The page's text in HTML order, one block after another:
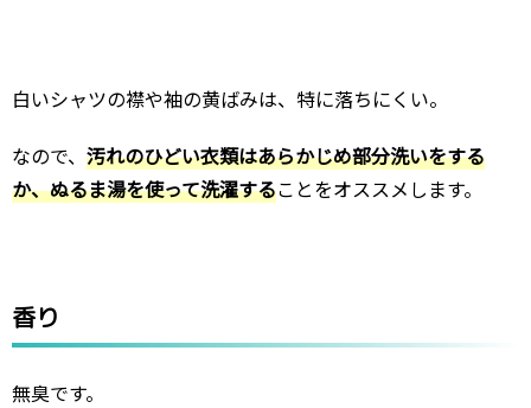
白いシャツの襟や袖の黄ばみは、特に落ちにくい。
なので、 汚れのひどい衣類はあらかじめ部分洗いをする
か、ぬるま湯を使って洗濯することをオススメします。
香り
無臭です。